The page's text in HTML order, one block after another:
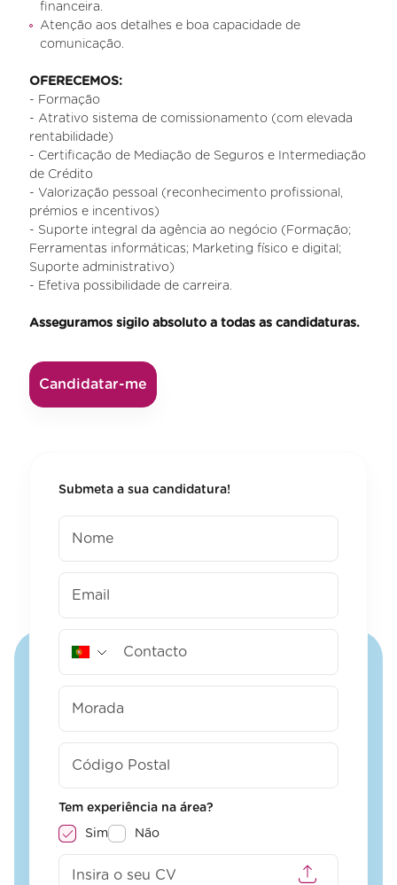
financeira.
Atenção aos detalhes e boa capacidade de
comunicação.
OFERECEMOS:
- Formação
- Atrativo sistema de comissionamento (com elevada
rentabilidade)
- Certificação de Mediação de Seguros e Intermediação
de Crédito
- Valorização pessoal (reconhecimento profissional,
prémios e incentivos)
- Suporte integral da agência ao negócio (Formação;
Ferramentas informáticas; Marketing físico e digital;
Suporte administrativo)
- Efetiva possibilidade de carreira.
Asseguramos sigilo absoluto a todas as candidaturas.
Candidatar-me
Submeta a sua candidatura!
Tem experiência na área?
Sim Não
Insira o seu CV